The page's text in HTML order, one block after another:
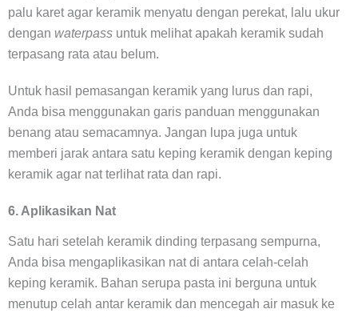
palu karet agar keramik menyatu dengan perekat, lalu ukur
dengan waterpass untuk melihat apakah keramik sudah
terpasang rata atau belum.
Untuk hasil pemasangan keramik yang lurus dan rapi,
Anda bisa menggunakan garis panduan menggunakan
benang atau semacamnya. Jangan lupa juga untuk
memberi jarak antara satu keping keramik dengan keping
keramik agar nat terlihat rata dan rapi.
6. Aplikasikan Nat
Satu hari setelah keramik dinding terpasang sempurna,
Anda bisa mengaplikasikan nat di antara celah-celah
keping keramik. Bahan serupa pasta ini berguna untuk
menutup celah antar keramik dan mencegah air masuk ke